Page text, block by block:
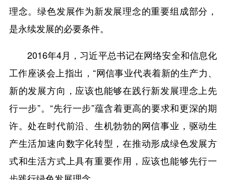
理念。绿色发展作为新发展理念的重要组成部分，
是永续发展的必要条件。
2016年4月，习近平总书记在网络安全和信息化
工作座谈会上指出，“网信事业代表着新的生产力、
新的发展方向，应该也能够在践行新发展理念上先
行一步”。“先行一步”蕴含着更高的要求和更深的期
许。处在时代前沿、生机勃勃的网信事业，驱动生
产生活加速向数字化转型，在推动形成绿色发展方
式和生活方式上具有重要作用，应该也能够先行一